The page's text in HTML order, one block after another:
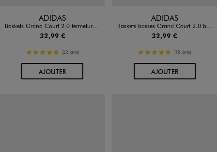
Disponible en 1 coloris
ADIDAS
Baskets Grand Court 2.0 fermeture scratch bébé fille - Adidas
32,99 €
5/5 de moyenne
(23 avis)
AJOUTERAU PANIER
Disponible en 1 coloris
ADIDAS
Baskets basses Grand Court 2.0 bébé fille - Adidas
32,99 €
5/5 de moyenne
(18 avis)
AJOUTERAU PANIER